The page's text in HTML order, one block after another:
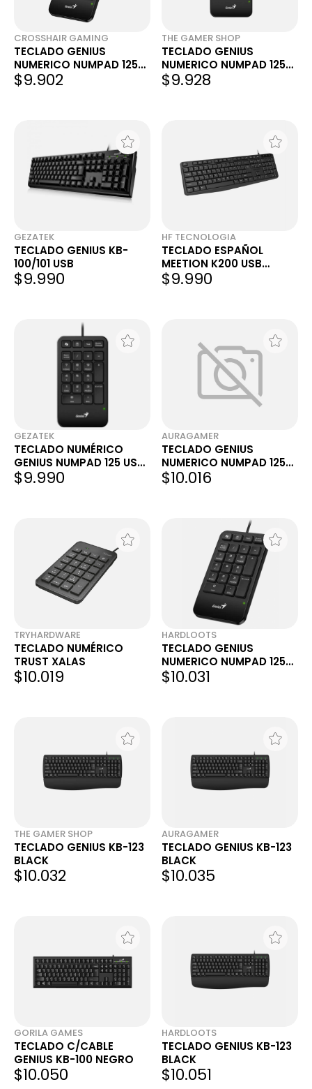
CROSSHAIR GAMING
TECLADO GENIUS
NUMERICO NUMPAD 125
USB-A BLACK
$9.902
THE GAMER SHOP
TECLADO GENIUS
NUMERICO NUMPAD 125
USB-A BLACK
$9.928
GEZATEK
TECLADO GENIUS KB-
100/101 USB
$9.990
HF TECNOLOGIA
TECLADO ESPAÑOL
MEETION K200 USB
NEGRO
$9.990
GEZATEK
TECLADO NUMÉRICO
GENIUS NUMPAD 125 USB-
A BLACK
$9.990
AURAGAMER
TECLADO GENIUS
NUMERICO NUMPAD 125
USB-C BLACK
$10.016
TRYHARDWARE
TECLADO NUMÉRICO
TRUST XALAS
$10.019
HARDLOOTS
TECLADO GENIUS
NUMERICO NUMPAD 125
USB-C BLACK
$10.031
THE GAMER SHOP
TECLADO GENIUS KB-123
BLACK
$10.032
AURAGAMER
TECLADO GENIUS KB-123
BLACK
$10.035
GORILA GAMES
TECLADO C/CABLE
GENIUS KB-100 NEGRO
$10.050
HARDLOOTS
TECLADO GENIUS KB-123
BLACK
$10.051